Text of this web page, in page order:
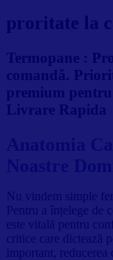
proritate la
Termopane :
comandă.
premium
Livrare Rapida
Nu vindem simple
Pentru a înțelege de
este vitală pentru
critice care dictează
important,